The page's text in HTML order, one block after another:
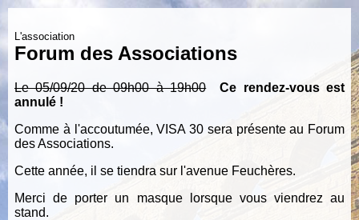
L'association
Forum des Associations
Le 05/09/20 de 09h00 à 19h00
Ce rendez-vous est
annulé !
Comme à l'accoutumée, VISA 30 sera présente au Forum
des Associations.
Cette année, il se tiendra sur l'avenue Feuchères.
Merci de porter un masque lorsque vous viendrez au
stand.